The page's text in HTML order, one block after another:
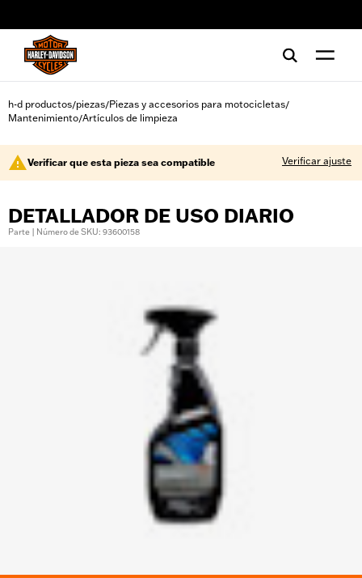
h-d productos/piezas/Piezas y accesorios para motocicletas/
Mantenimiento/Artículos de limpieza
Verificar que esta pieza sea compatible Verificar ajuste
DETALLADOR DE USO DIARIO
Parte | Número de SKU: 93600158